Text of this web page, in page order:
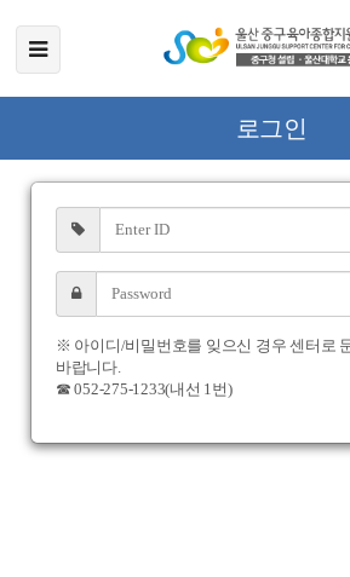
로그인
※ 아이디/비밀번호를 잊으신 경우 센터로
바랍니다.
☎ 052-275-1233(내선 1번)